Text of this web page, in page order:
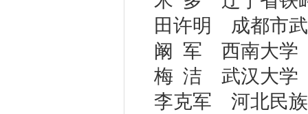
田许明 成都市武
阚 军 西南大学
梅 洁 武汉大学
李克军 河北民族